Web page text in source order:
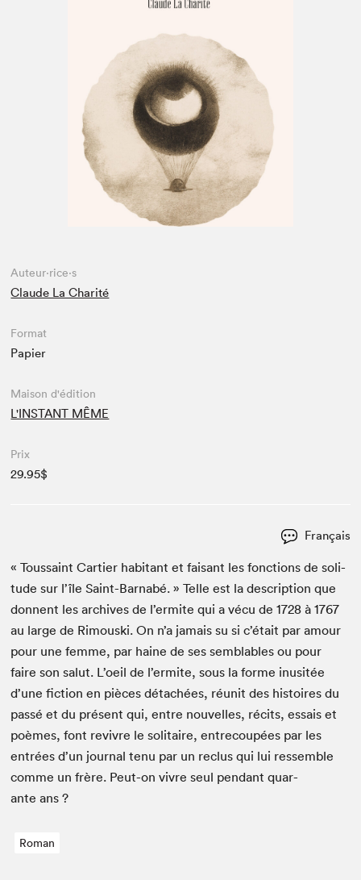
Auteur·rice·s
Claude La Charité
Format
Papier
Maison d'édition
L'INSTANT MÊME
Prix
29.95$
Français
« Tou­s­saint Carti­er habi­tant et faisant les fonc­tions de soli­
tude sur l’île Saint-Barn­abé. » Telle est la descrip­tion que
don­nent les archives de l’ermite qui a vécu de1728 à1767
au large de Rimous­ki. On n’a jamais su si c’était par amour
pour une femme, par haine de ses sem­blables ou pour
faire son salut. L’oeil de l’ermite, sous la forme inusitée
d’une fic­tion en pièces détachées, réu­nit des his­toires du
passé et du présent qui, entre nou­velles, réc­its, essais et
poèmes, font revivre le soli­taire, entre­coupées par les
entrées d’un jour­nal tenu par un reclus qui lui ressem­ble
comme un frère. Peut-on vivre seul pen­dant quar­
ante ans ?
Roman